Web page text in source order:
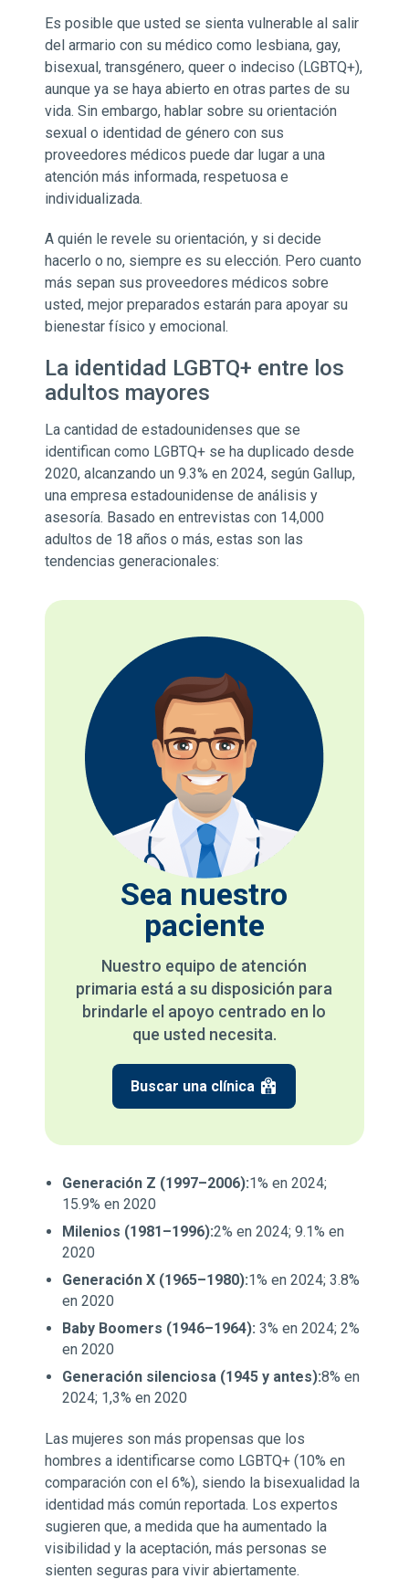
Es posible que usted se sienta vulnerable al salir
del armario con su médico como lesbiana, gay,
bisexual, transgénero, queer o indeciso (LGBTQ+),
aunque ya se haya abierto en otras partes de su
vida. Sin embargo, hablar sobre su orientación
sexual o identidad de género con sus
proveedores médicos puede dar lugar a una
atención más informada, respetuosa e
individualizada.
A quién le revele su orientación, y si decide
hacerlo o no, siempre es su elección. Pero cuanto
más sepan sus proveedores médicos sobre
usted, mejor preparados estarán para apoyar su
bienestar físico y emocional.
La identidad LGBTQ+ entre los
adultos mayores
La cantidad de estadounidenses que se
identifican como LGBTQ+ se ha duplicado desde
2020, alcanzando un 9.3% en 2024, según Gallup,
una empresa estadounidense de análisis y
asesoría. Basado en entrevistas con 14,000
adultos de 18 años o más, estas son las
tendencias generacionales:
Sea nuestro
paciente
Nuestro equipo de atención
primaria está a su disposición para
brindarle el apoyo centrado en lo
que usted necesita.
Buscar una clínica
Generación Z (1997–2006):1% en 2024;
15.9% en 2020
Milenios (1981–1996):2% en 2024; 9.1% en
2020
Generación X (1965–1980):1% en 2024; 3.8%
en 2020
Baby Boomers (1946–1964): 3% en 2024; 2%
en 2020
Generación silenciosa (1945 y antes):8% en
2024; 1,3% en 2020
Las mujeres son más propensas que los
hombres a identificarse como LGBTQ+ (10% en
comparación con el 6%), siendo la bisexualidad la
identidad más común reportada. Los expertos
sugieren que, a medida que ha aumentado la
visibilidad y la aceptación, más personas se
sienten seguras para vivir abiertamente.